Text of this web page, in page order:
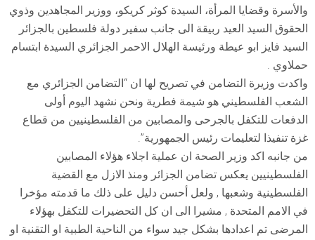
والأسرة وقضايا المرأة، السيدة كوثر كريكو، ووزير المجاهدين وذوي
الحقوق السيد العيد ربيقة الى جانب سفير دولة فلسطين بالجزائر
السيد فايز ابو عيطة ورئيسة الهلال الاحمر الجزائري السيدة ابتسام
حملاوي .
واكدت وزيرة التضامن في تصريح لها ان “التضامن الجزائري مع
الشعب الفلسطيني هو شيمة فطرية ونحن نشهد اليوم أولى
الدفعات للتكفل بالجرحى والمصابين من الفلسطينيين من قطاع
غزة تنفيذا لتعليمات رئيس الجمهورية”.
من جانبه اكد وزير الصحة ان عملية اجلاء هؤلاء المصابين
الفلسطينيين يعكس تضامن الجزائر ومنذ الازل مع القضية
الفلسطينية وشعبها , ولعل أحسن دليل على ذلك ما قدمته مؤخرا
في الامم المتحدة , مشيرا الى ان كل التحضيرات للتكفل بهؤلاء
المرضى تم اعدادها بشكل جيد سواء من الناحية الطبية او التقنية او